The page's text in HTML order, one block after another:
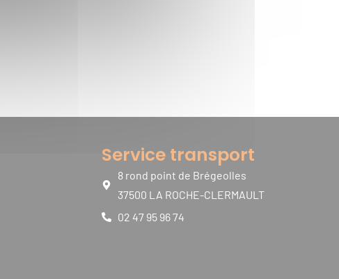
Service transport
8 rond point de Brégeolles
37500 LA ROCHE-CLERMAULT
02 47 95 96 74